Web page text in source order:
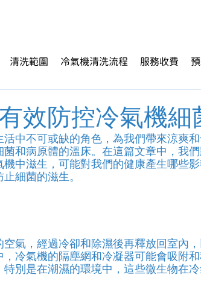
清洗範圍 冷氣機清洗流程 服務收費
效防控冷氣機細
中不可或缺的角色，為我們帶來涼爽
和病原體的溫床。在這篇文章中，我
中滋生，可能對我們的健康產生哪些
細菌的滋生。
氣，經過冷卻和除濕後再釋放回室內
冷氣機的隔塵網和冷凝器可能會吸附
別是在潮濕的環境中，這些微生物在